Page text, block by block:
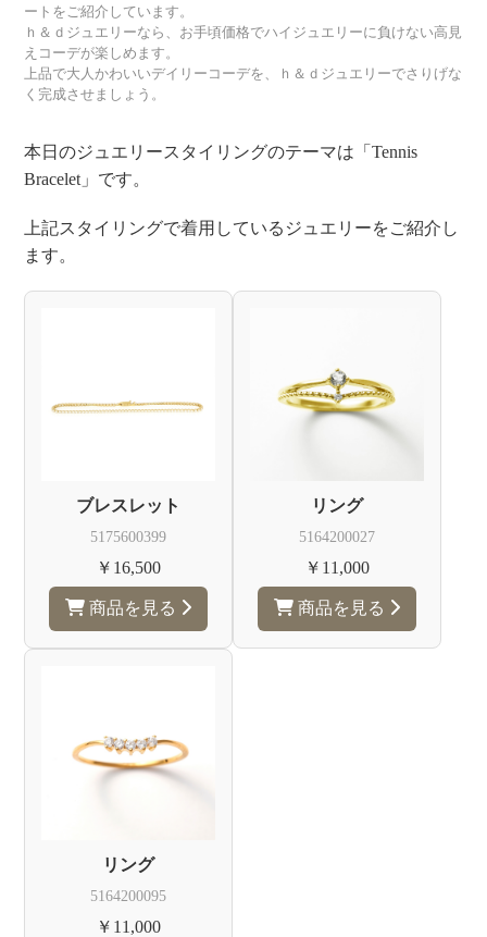
え
ス
イ
リ
ン
コ
ートをご紹介しています。
ｈ＆ｄジュエリーなら、お手頃価格でハイジュエリーに負けない高見
えコーデが楽しめます。
上品で大人かわいいデイリーコーデを、ｈ＆ｄジュエリーでさりげな
く完成させましょう。
本日のジュエリースタイリングのテーマは「Tennis
Bracelet」です。
上記スタイリングで着用しているジュエリーをご紹介し
ます。
ブレスレット
5175600399
￥16,500
商品を見る
リング
5164200027
￥11,000
商品を見る
リング
5164200095
￥11,000